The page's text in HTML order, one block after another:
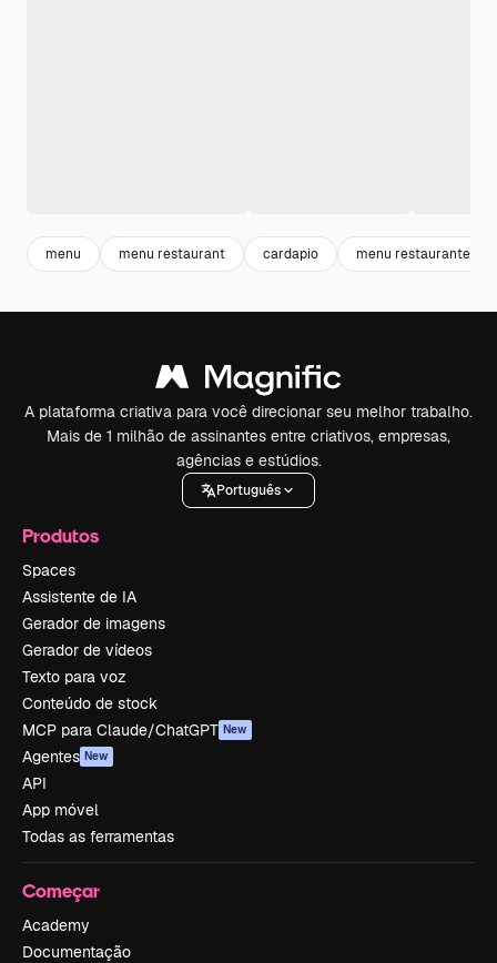
menu menu restaurant cardapio menu restaurante
A plataforma criativa para você direcionar seu melhor trabalho.
Mais de 1 milhão de assinantes entre criativos, empresas,
agências e estúdios.
Português
Produtos
Spaces
Assistente de IA
Gerador de imagens
Gerador de vídeos
Texto para voz
Conteúdo de stock
MCP para Claude/ChatGPT New
Agentes New
API
App móvel
Todas as ferramentas
Começar
Academy
Documentação